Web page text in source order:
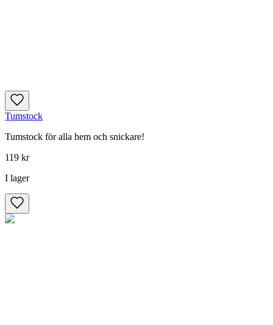
Tumstock
Tumstock för alla hem och snickare!
119 kr
I lager